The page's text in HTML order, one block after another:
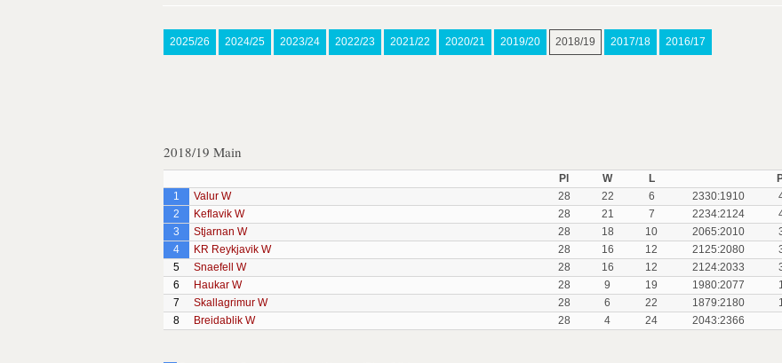
2025/26 2024/25 2023/24 2022/23 2021/22 2020/21 2019/20 2018/19 2017/18 2016/17
2018/19 Main
Pl W L
1
Valur W 28 22 6 2330:1910
2
Keflavik W 28 21 7 2234:2124
3
Stjarnan W 28 18 10 2065:2010
4
KR Reykjavik W 28 16 12 2125:2080
5
Snaefell W 28 16 12 2124:2033
6
Haukar W 28 9 19 1980:2077
7
Skallagrimur W 28 6 22 1879:2180
8
Breidablik W 28 4 24 2043:2366